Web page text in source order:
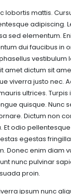
lobortis mattis.
adipiscing.
sed elementum.
dui faucibus in
vestibulum
amet dictum sit
viverra justo nec.
ultrices.
quisque. Nunc
Dictum non
Et odio
egestas
Donec enim diam
nunc pulvinar
proin.
ipsum nunc